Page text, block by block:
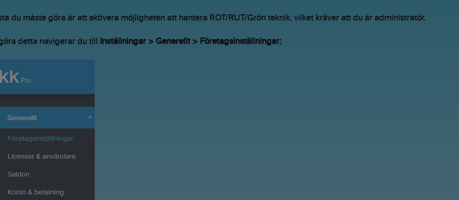
du måste göra är att aktivera möjligheten att hantera ROT/RUT/Grön teknik, vilket kräver att du är administratör.
detta navigerar du till Inställningar > Generellt > Företagsinställningar: